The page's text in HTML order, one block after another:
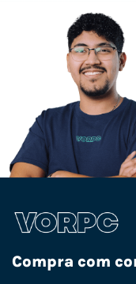
Compra com